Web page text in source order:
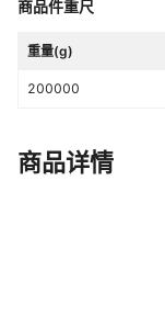
商品件重尺
重量(g)
200000
商品详情